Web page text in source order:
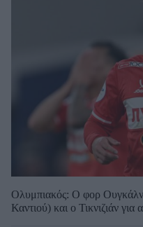
Ολυμπιακός: Ο φορ
Καντιού) και ο Τικνιζιάν για